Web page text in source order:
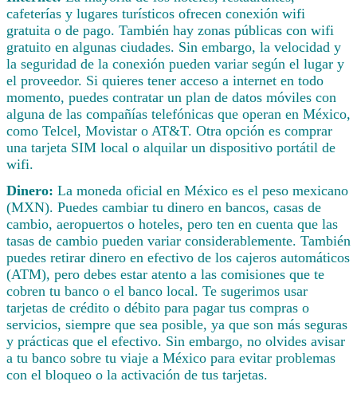
cafeterías y lugares turísticos ofrecen conexión wifi
gratuita o de pago. También hay zonas públicas con wifi
gratuito en algunas ciudades. Sin embargo, la velocidad y
la seguridad de la conexión pueden variar según el lugar y
el proveedor. Si quieres tener acceso a internet en todo
momento, puedes contratar un plan de datos móviles con
alguna de las compañías telefónicas que operan en México,
como Telcel, Movistar o AT&T. Otra opción es comprar
una tarjeta SIM local o alquilar un dispositivo portátil de
wifi.
Dinero: La moneda oficial en México es el peso mexicano
(MXN). Puedes cambiar tu dinero en bancos, casas de
cambio, aeropuertos o hoteles, pero ten en cuenta que las
tasas de cambio pueden variar considerablemente. También
puedes retirar dinero en efectivo de los cajeros automáticos
(ATM), pero debes estar atento a las comisiones que te
cobren tu banco o el banco local. Te sugerimos usar
tarjetas de crédito o débito para pagar tus compras o
servicios, siempre que sea posible, ya que son más seguras
y prácticas que el efectivo. Sin embargo, no olvides avisar
a tu banco sobre tu viaje a México para evitar problemas
con el bloqueo o la activación de tus tarjetas.